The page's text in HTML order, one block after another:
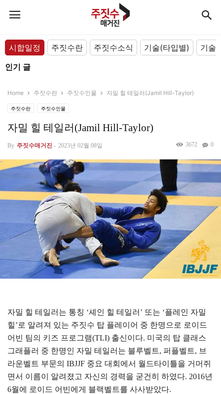
시합일정 주짓수란 주짓수소식 기술(타입별)
기술
인기 글
Home 주짓수란 주짓수인물 자밀 힐 테일러(Jamil Hill-Taylor)
주짓수란 주짓수인물
자밀 힐 테일러(Jamil Hill-Taylor)
By 주짓수매거진 - 2023년 02월 08일 0
3672
자밀 힐 테일러는 통칭 ‘셰인 힐 테일러’ 또는 ‘플레인 자밀
힐’로 알려져 있는 주짓수 탑 플레이어 중 한명으로 로이드
어빈 팀의 키즈 프로그램(TLI) 출신이다. 미국의 탑 클래스
그래플러 중 한명인 자밀 테일러는 블루벨트, 퍼플벨트, 브
라운벨트 부문의 IBJJF 중요 대회에서 월드타이틀을 거머쥐
면서 이름이 알려졌고 자신의 경력을 굳건히 하였다. 2016년
6월에 로이드 어빈에게 블랙벨트를 사사받았다.